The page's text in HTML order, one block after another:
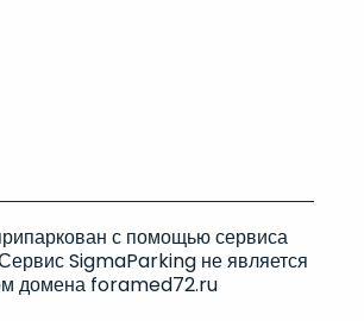
с помощью сервиса
SigmaParking не является
домена foramed72.ru